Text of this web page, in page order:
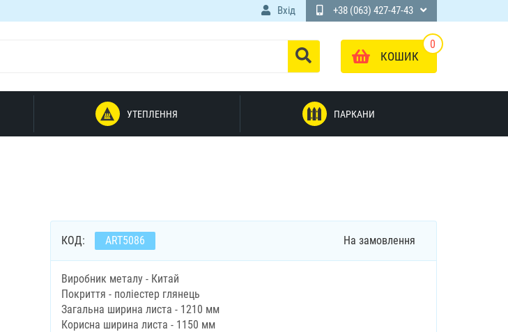
Вхід +38 (063) 427-47-43
0
КОШИК
УТЕПЛЕННЯ ПАРКАНИ
КОД: ART5086 На замовлення
Виробник металу - Китай
Покриття - поліестер глянець
Загальна ширина листа - 1210 мм
Корисна ширина листа - 1150 мм